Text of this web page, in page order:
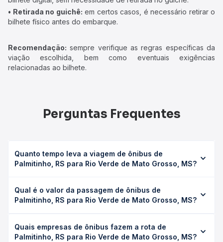
• Retirada no guichê: em certos casos, é necessário retirar o
bilhete físico antes do embarque.
Recomendação: sempre verifique as regras específicas da
viação escolhida, bem como eventuais exigências
relacionadas ao bilhete.
Perguntas Frequentes
Quanto tempo leva a viagem de ônibus de
Palmitinho, RS para Rio Verde de Mato Grosso, MS?
Mato Grosso, MS leva em média 26h, podendo variar
conforme a viação, o tipo de serviço (convencional,
duração exata de cada opção na data desejada.
Qual é o valor da passagem de ônibus de
Palmitinho, RS para Rio Verde de Mato Grosso, MS?
Rio Verde de Mato Grosso, MS custa em média R$ 678,87
e varia conforme a data da viagem, a empresa, o tipo de
Quais empresas de ônibus fazem a rota de
Palmitinho, RS para Rio Verde de Mato Grosso, MS?